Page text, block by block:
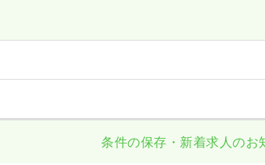
条件の保存・新着求人のお